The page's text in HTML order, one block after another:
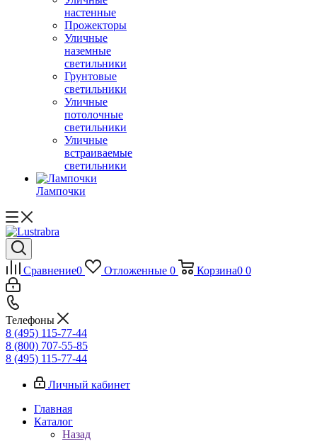
настенные
Прожекторы
Уличные
наземные
светильники
Грунтовые
светильники
Уличные
потолочные
светильники
Уличные
встраиваемые
светильники
Лампочки
Сравнение0 Отложенные 0 Корзина0 0
Телефоны
8 (495) 115-77-44
8 (800) 707-55-85
8 (495) 115-77-44
Личный кабинет
Главная
Каталог
Назад